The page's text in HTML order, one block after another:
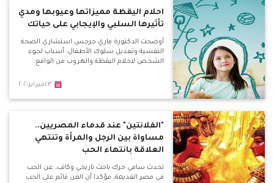
احلام اليقظة مميزاتها وعيوبها ومدي
تأثيرها السلبي والإيجابي على حياتك
أوضحت الدكتورة ماري جرجس استشارى الصحة
النفسية وتعديل سلوك الأطفال، أسباب لجوء
الشخص لاحلام اليقظة والهروب من الواقع.
٢٣فبراير٢٠٢٠
"الفلانتين" عند قدماء المصريين..
مساواة بين الرجل والمرأة وتنتهي
العلاقة بانتهاء الحب
تحدث سامي حرك باحث تاريخي وكاتب، عن الحب
فى مصر القديمة، مؤكدا أن الفن قائم على الحب